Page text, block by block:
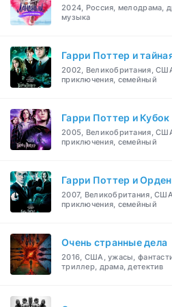
2024, Россия, мелодрама,
музыка
Гарри Поттер и
2002, Великобритания,
приключения, семейный
Гарри Поттер и Кубок
2005, Великобритания,
приключения, семейный
Гарри Поттер и
2007, Великобритания,
приключения, семейный
Очень странные дела
2016, США, ужасы,
триллер, драма, детектив